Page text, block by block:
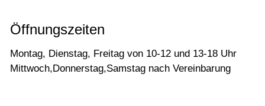
Öffnungszeiten
Montag, Dienstag, Freitag von 10-12 und 13-18 Uhr
Mittwoch,Donnerstag,Samstag nach Vereinbarung